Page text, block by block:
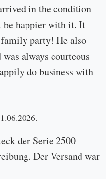
in the condition
be happier with it. It
party! He also
always courteous
do business with
der Serie 2500
Der Versand war